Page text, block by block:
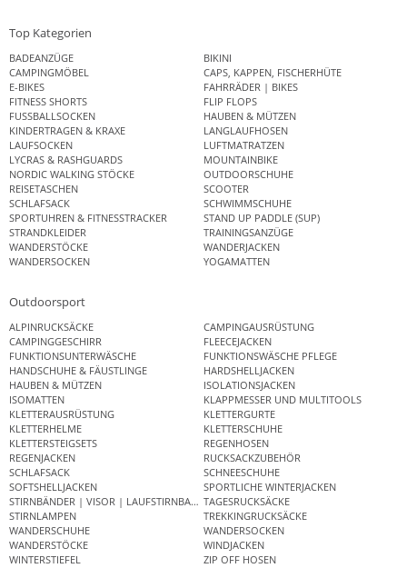
Top Kategorien
BADEANZÜGE
BIKINI
CAMPINGMÖBEL
CAPS, KAPPEN, FISCHERHÜTE
E-BIKES
FAHRRÄDER | BIKES
FITNESS SHORTS
FLIP FLOPS
FUSSBALLSOCKEN
HAUBEN & MÜTZEN
KINDERTRAGEN & KRAXE
LANGLAUFHOSEN
LAUFSOCKEN
LUFTMATRATZEN
LYCRAS & RASHGUARDS
MOUNTAINBIKE
NORDIC WALKING STÖCKE
OUTDOORSCHUHE
REISETASCHEN
SCOOTER
SCHLAFSACK
SCHWIMMSCHUHE
SPORTUHREN & FITNESSTRACKER
STAND UP PADDLE (SUP)
STRANDKLEIDER
TRAININGSANZÜGE
WANDERSTÖCKE
WANDERJACKEN
WANDERSOCKEN
YOGAMATTEN
Outdoorsport
ALPINRUCKSÄCKE
CAMPINGAUSRÜSTUNG
CAMPINGGESCHIRR
FLEECEJACKEN
FUNKTIONSUNTERWÄSCHE
FUNKTIONSWÄSCHE PFLEGE
HANDSCHUHE & FÄUSTLINGE
HARDSHELLJACKEN
HAUBEN & MÜTZEN
ISOLATIONSJACKEN
ISOMATTEN
KLAPPMESSER UND MULTITOOLS
KLETTERAUSRÜSTUNG
KLETTERGURTE
KLETTERHELME
KLETTERSCHUHE
KLETTERSTEIGSETS
REGENHOSEN
REGENJACKEN
RUCKSACKZUBEHÖR
SCHLAFSACK
SCHNEESCHUHE
SOFTSHELLJACKEN
SPORTLICHE WINTERJACKEN
STIRNBÄNDER | VISOR | LAUFSTIRNBANDTAGESRUCKSÄCKE
STIRNLAMPEN
TREKKINGRUCKSÄCKE
WANDERSCHUHE
WANDERSOCKEN
WANDERSTÖCKE
WINDJACKEN
WINTERSTIEFEL
ZIP OFF HOSEN